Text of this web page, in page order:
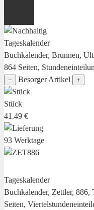
Tageskalender
Buchkalender, Brunnen,
864 Seiten,
− Besorger Artikel +
Stück
41.49 €
93 Werktage
Tageskalender
Buchkalender, Zettler, 886,
Seiten,